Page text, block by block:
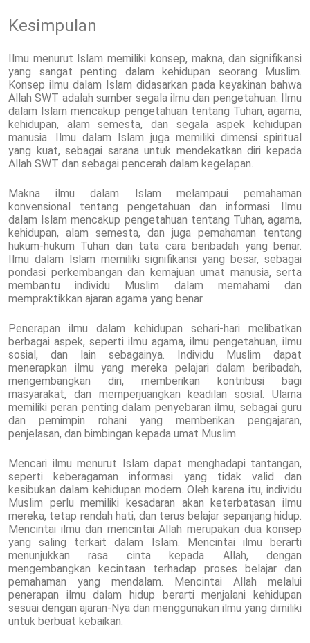
Kesimpulan
Ilmu menurut Islam memiliki konsep, makna, dan signifikansi
yang sangat penting dalam kehidupan seorang Muslim.
Konsep ilmu dalam Islam didasarkan pada keyakinan bahwa
Allah SWT adalah sumber segala ilmu dan pengetahuan. Ilmu
dalam Islam mencakup pengetahuan tentang Tuhan, agama,
kehidupan, alam semesta, dan segala aspek kehidupan
manusia. Ilmu dalam Islam juga memiliki dimensi spiritual
yang kuat, sebagai sarana untuk mendekatkan diri kepada
Allah SWT dan sebagai pencerah dalam kegelapan.
Makna ilmu dalam Islam melampaui pemahaman
konvensional tentang pengetahuan dan informasi. Ilmu
dalam Islam mencakup pengetahuan tentang Tuhan, agama,
kehidupan, alam semesta, dan juga pemahaman tentang
hukum-hukum Tuhan dan tata cara beribadah yang benar.
Ilmu dalam Islam memiliki signifikansi yang besar, sebagai
pondasi perkembangan dan kemajuan umat manusia, serta
membantu individu Muslim dalam memahami dan
mempraktikkan ajaran agama yang benar.
Penerapan ilmu dalam kehidupan sehari-hari melibatkan
berbagai aspek, seperti ilmu agama, ilmu pengetahuan, ilmu
sosial, dan lain sebagainya. Individu Muslim dapat
menerapkan ilmu yang mereka pelajari dalam beribadah,
mengembangkan diri, memberikan kontribusi bagi
masyarakat, dan memperjuangkan keadilan sosial. Ulama
memiliki peran penting dalam penyebaran ilmu, sebagai guru
dan pemimpin rohani yang memberikan pengajaran,
penjelasan, dan bimbingan kepada umat Muslim.
Mencari ilmu menurut Islam dapat menghadapi tantangan,
seperti keberagaman informasi yang tidak valid dan
kesibukan dalam kehidupan modern. Oleh karena itu, individu
Muslim perlu memiliki kesadaran akan keterbatasan ilmu
mereka, tetap rendah hati, dan terus belajar sepanjang hidup.
Mencintai ilmu dan mencintai Allah merupakan dua konsep
yang saling terkait dalam Islam. Mencintai ilmu berarti
menunjukkan rasa cinta kepada Allah, dengan
mengembangkan kecintaan terhadap proses belajar dan
pemahaman yang mendalam. Mencintai Allah melalui
penerapan ilmu dalam hidup berarti menjalani kehidupan
sesuai dengan ajaran-Nya dan menggunakan ilmu yang dimiliki
untuk berbuat kebaikan.